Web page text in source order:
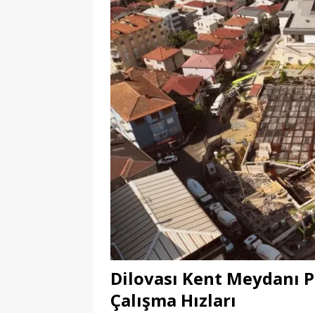
Dilovası Kent Meydanı
Çalışma Hızları